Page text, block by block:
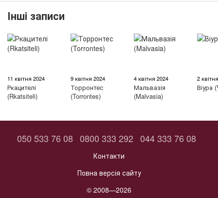
Інші записи
11 квітня 2024
Ркацителі
(Rkatsiteli)
9 квітня 2024
Торронтес
(Torrontes)
4 квітня 2024
Мальвазія
(Malvasia)
2
Віура
050 533 76 08 0800 333 292 044 333 76 08
Контакти
Повна версія сайту
© 2008—2026